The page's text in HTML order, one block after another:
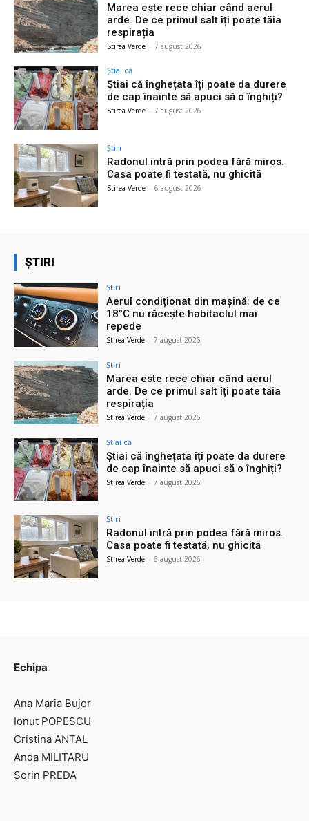
Marea este rece chiar când aerul
arde. De ce primul salt îți poate tăia
respirația
Stirea Verde - 7 august 2026
Știai că
Știai că înghețata îți poate da durere
de cap înainte să apuci să o înghiți?
Stirea Verde - 7 august 2026
Știri
Radonul intră prin podea fără miros.
Casa poate fi testată, nu ghicită
Stirea Verde - 6 august 2026
ȘTIRI
Știri
Aerul condiționat din mașină: de ce
18°C nu răcește habitaclul mai
repede
Stirea Verde - 7 august 2026
Știri
Marea este rece chiar când aerul
arde. De ce primul salt îți poate tăia
respirația
Stirea Verde - 7 august 2026
Știai că
Știai că înghețata îți poate da durere
de cap înainte să apuci să o înghiți?
Stirea Verde - 7 august 2026
Știri
Radonul intră prin podea fără miros.
Casa poate fi testată, nu ghicită
Stirea Verde - 6 august 2026
Echipa
Ana Maria Bujor
Ionut POPESCU
Cristina ANTAL
Anda MILITARU
Sorin PREDA